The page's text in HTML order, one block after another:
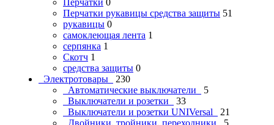
Перчатки рукавицы средства защиты 51
рукавицы 0
самоклеющая лента 1
серпянка 1
Скотч 1
средства защиты 0
Электротовары
230
Автоматические выключатели
5
Выключатели и розетки
33
Выключатели и розетки UNIVersal
21
Двойники, тройники, переходники
5